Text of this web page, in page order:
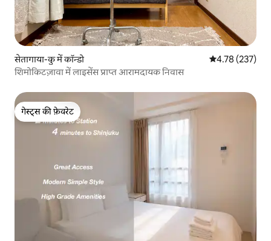
सेतागाया-कु में कॉन्डो औसत रेटिंग 5 में से
4.78 (237)
शिमोकिटज़ावा में लाइसेंस प्राप्त आरामदायक निवास
गेस्ट्स की फ़ेवरेट
गेस्ट्स की फ़ेवरेट